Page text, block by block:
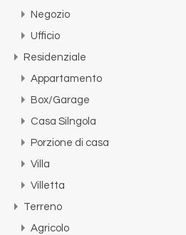
Negozio
Ufficio
Residenziale
Appartamento
Box/Garage
Casa Silngola
Porzione di casa
Villa
Villetta
Terreno
Agricolo